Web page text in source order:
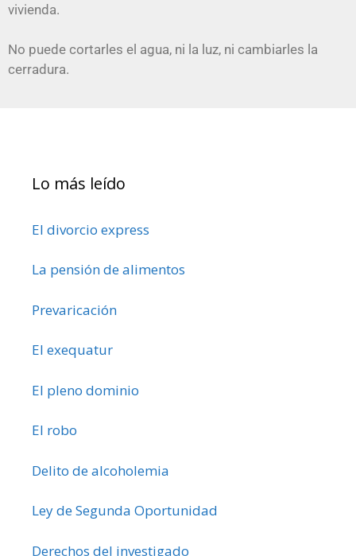
vivienda.
No puede cortarles el agua, ni la luz, ni cambiarles la
cerradura.
Lo más leído
El divorcio express
La pensión de alimentos
Prevaricación
El exequatur
El pleno dominio
El robo
Delito de alcoholemia
Ley de Segunda Oportunidad
Derechos del investigado